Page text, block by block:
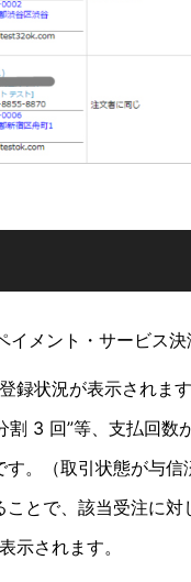
イメント・サービス
録状況が表示されま
割 3 回”等、支払回数
。（取引状態が与信
とで、該当受注に
示されます。